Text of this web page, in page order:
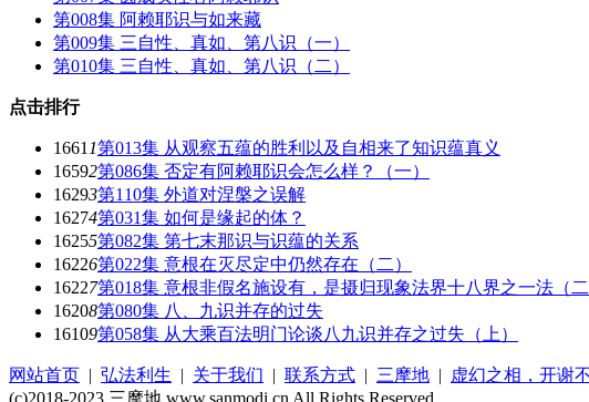
第008集 阿赖耶识与如来藏
第009集 三自性、真如、第八识（一）
第010集 三自性、真如、第八识（二）
点击排行
1661 1第013集 从观察五蕴的胜利以及自相来了知识蕴真义
16592第086集 否定有阿赖耶识会怎么样？（一）
16293第110集 外道对涅槃之误解
16274第031集 如何是缘起的体？
16255第082集 第七末那识与识蕴的关系
16226第022集 意根在灭尽定中仍然存在（二）
16227第018集 意根非假名施设有，是摄归现象法界十八界之一法（二
16208第080集 八、九识并存的过失
16109第058集 从大乘百法明门论谈八九识并存之过失（上）
网站首页 | 弘法利生 | 关于我们 | 联系方式 | 三摩地 | 虚幻之相，开谢